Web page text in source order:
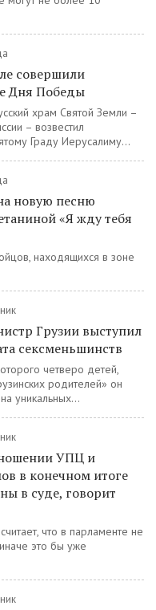
совершили
Дня Победы
храм Святой Земли –
– возвестил
Граду Иерусалиму...
новую песню
«Я жду тебя
находящихся в зоне
Грузии выступил
сексменьшинств
четверо детей,
родителей» он
уникальных...
УПЦ и
в конечном итоге
в суде, говорит
что в парламенте не
это бы уже